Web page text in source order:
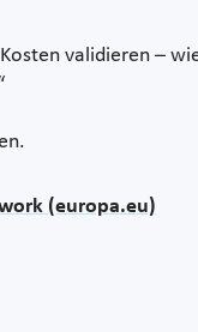
validieren –
(europa.eu)